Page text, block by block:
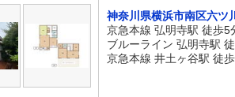
神奈川県横浜市南区六ツ
京急本線 弘明寺駅 徒歩5
ブルーライン 弘明寺駅
京急本線 井土ヶ谷駅 徒